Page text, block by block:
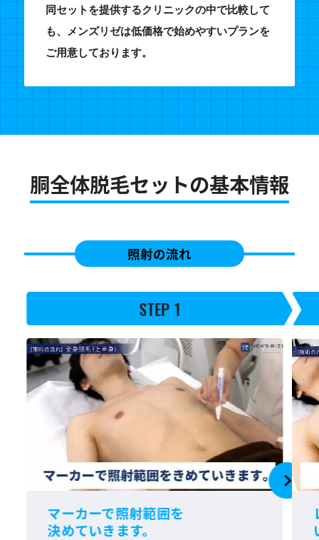
同セットを提供するクリニックの中で比較して
も、メンズリゼは低価格で始めやすいプランを
ご用意しております。
胴全体脱毛セットの基本情報
照射の流れ
STEP 1
マーカーで照射範囲を
決めていきます。